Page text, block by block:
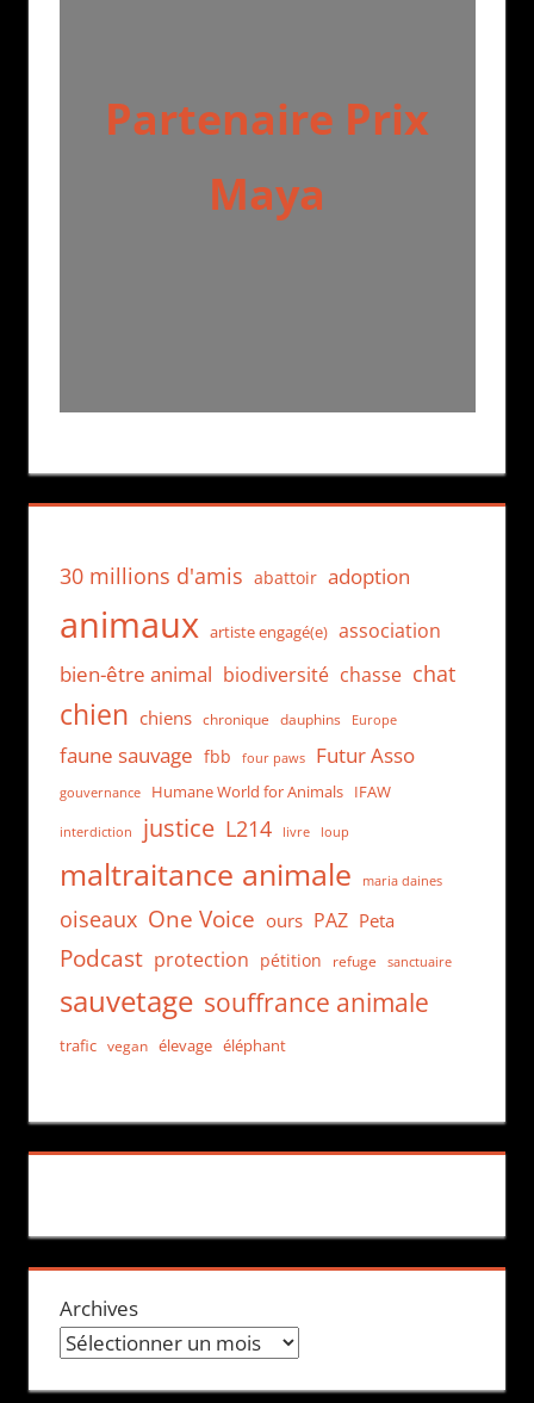
Partenaire Prix
Maya
30 millions d'amis abattoir adoption
animaux artiste engagé(e) association
bien-être animal biodiversité chasse chat
chien chiens chronique dauphins Europe
faune sauvage fbb four paws Futur Asso
gouvernance Humane World for Animals IFAW
interdiction justice L214 livre loup
maltraitance animale maria daines
oiseaux One Voice ours PAZ Peta
Podcast protection pétition refuge sanctuaire
sauvetage souffrance animale
trafic vegan élevage éléphant
Archives